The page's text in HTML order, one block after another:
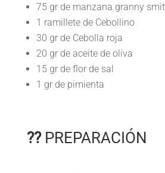
75 gr de manzana granny
1 ramillete de Cebollino
30 gr de Cebolla roja
20 gr de aceite de oliva
15 gr de flor de sal
1 gr de pimienta
?? PREPARACIÓN